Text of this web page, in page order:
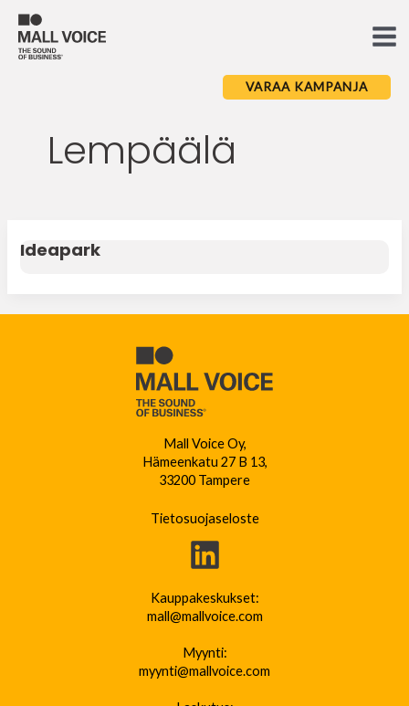
content
VARAA KAMPANJA
Lempäälä
Ideapark
Mall Voice Oy,
Hämeenkatu 27 B 13,
33200 Tampere
Tietosuojaseloste
Kauppakeskukset:
mall@mallvoice.com
Myynti:
myynti@mallvoice.com